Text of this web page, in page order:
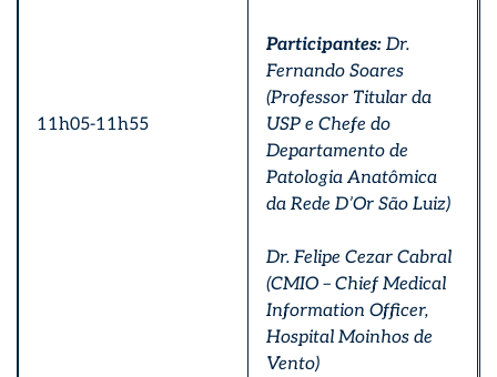
11h05-11h55
Participantes: Dr.
Fernando Soares
(Professor Titular da
USP e Chefe do
Departamento de
Patologia Anatômica
da Rede D’Or São Luiz)
Dr. Felipe Cezar Cabral
(CMIO – Chief Medical
Information Officer,
Hospital Moinhos de
Vento)